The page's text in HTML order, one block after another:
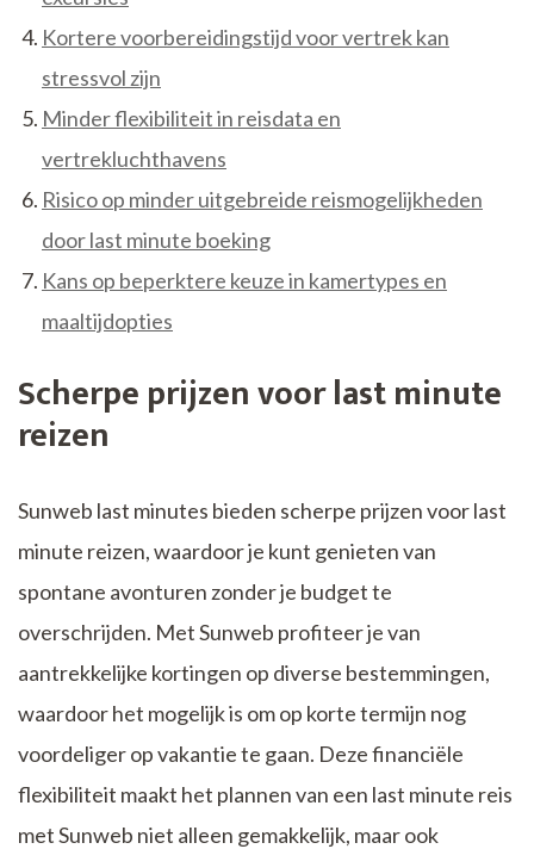
Kortere voorbereidingstijd voor vertrek kan
stressvol zijn
Minder flexibiliteit in reisdata en
vertrekluchthavens
Risico op minder uitgebreide reismogelijkheden
door last minute boeking
Kans op beperktere keuze in kamertypes en
maaltijdopties
Scherpe prijzen voor last minute
reizen
Sunweb last minutes bieden scherpe prijzen voor last
minute reizen, waardoor je kunt genieten van
spontane avonturen zonder je budget te
overschrijden. Met Sunweb profiteer je van
aantrekkelijke kortingen op diverse bestemmingen,
waardoor het mogelijk is om op korte termijn nog
voordeliger op vakantie te gaan. Deze financiële
flexibiliteit maakt het plannen van een last minute reis
met Sunweb niet alleen gemakkelijk, maar ook